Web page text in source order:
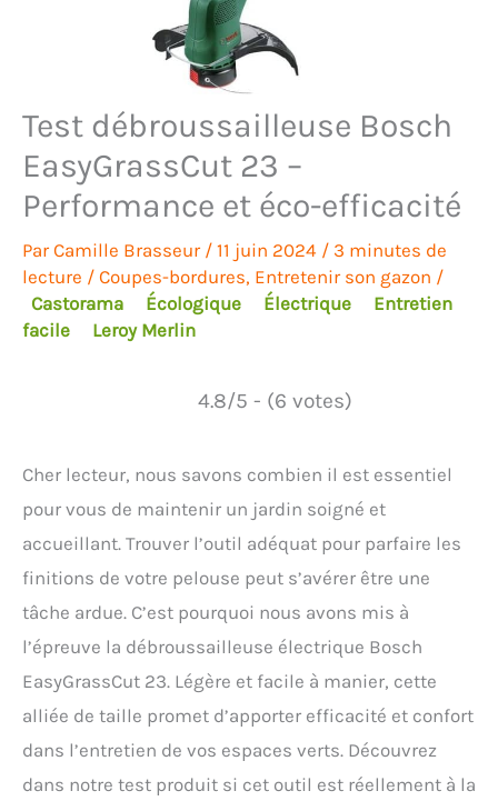
Test débroussailleuse Bosch
EasyGrassCut 23 –
Performance et éco-efficacité
ParCamille Brasseur / 11 juin 2024 / 3 minutes de
lecture / Coupes-bordures, Entretenir son gazon /
Castorama
Écologique Électrique
Entretien
facile
Leroy Merlin
4.8/5 - (6 votes)
Cher lecteur, nous savons combien il est essentiel
pour vous de maintenir un jardin soigné et
accueillant. Trouver l’outil adéquat pour parfaire les
finitions de votre pelouse peut s’avérer être une
tâche ardue. C’est pourquoi nous avons mis à
l’épreuve la débroussailleuse électrique Bosch
EasyGrassCut 23. Légère et facile à manier, cette
alliée de taille promet d’apporter efficacité et confort
dans l’entretien de vos espaces verts. Découvrez
dans notre test produit si cet outil est réellement à la